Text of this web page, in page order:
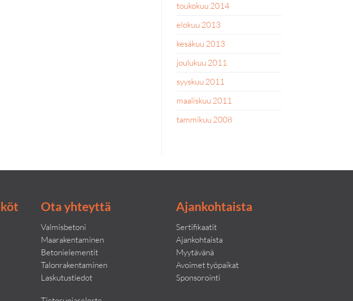
toukokuu 2014
elokuu 2013
kesäkuu 2013
joulukuu 2011
syyskuu 2011
maaliskuu 2011
tammikuu 2008
Ota yhteyttä
Valmisbetoni
Maarakentaminen
Betonielementit
Talonrakentaminen
Laskutustiedot
Ajankohtaista
Sertifikaatit
Ajankohtaista
Myytävänä
Avoimet työpaikat
Sponsorointi